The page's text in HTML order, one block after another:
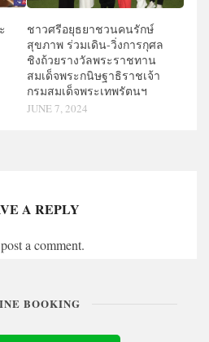
ชาวศรีอยุธยาชวนคนรักษ์
สุขภาพ ร่วมเดิน-วิ่งการกุศล
ชิงถ้วยรางวัลพระราชทาน
สมเด็จพระกนิษฐาธิราชเจ้า
กรมสมเด็จพระเทพรัตนฯ
JUNE 7, 2024
A REPLY
a comment.
BOOKING